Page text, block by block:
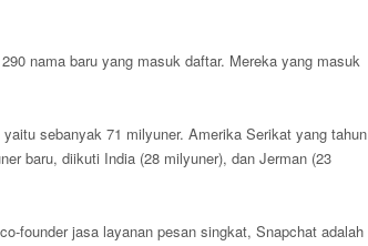
nama baru yang masuk daftar. Mereka yang masuk
sebanyak 71 milyuner. Amerika Serikat yang tahun
baru, diikuti India (28 milyuner), dan Jerman (23
founder jasa layanan pesan singkat, Snapchat adalah